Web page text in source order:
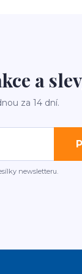
a
za 14 dní.
newsletteru.